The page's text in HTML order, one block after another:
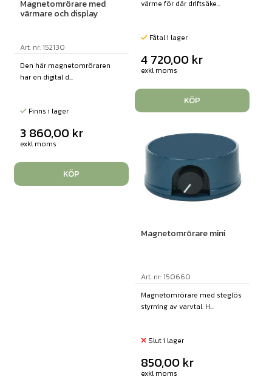
Magnetomrörare med
värmare och display
Art. nr: 152130
Den här magnetomröraren
har en digital d...
Finns i lager
3 860,00 kr
exkl moms
KÖP
värme för där driftsäke...
Fåtal i lager
4 720,00 kr
exkl moms
KÖP
Magnetomrörare mini
Art. nr: 150660
Magnetomrörare med steglös
styrning av varvtal. H...
Slut i lager
850,00 kr
exkl moms